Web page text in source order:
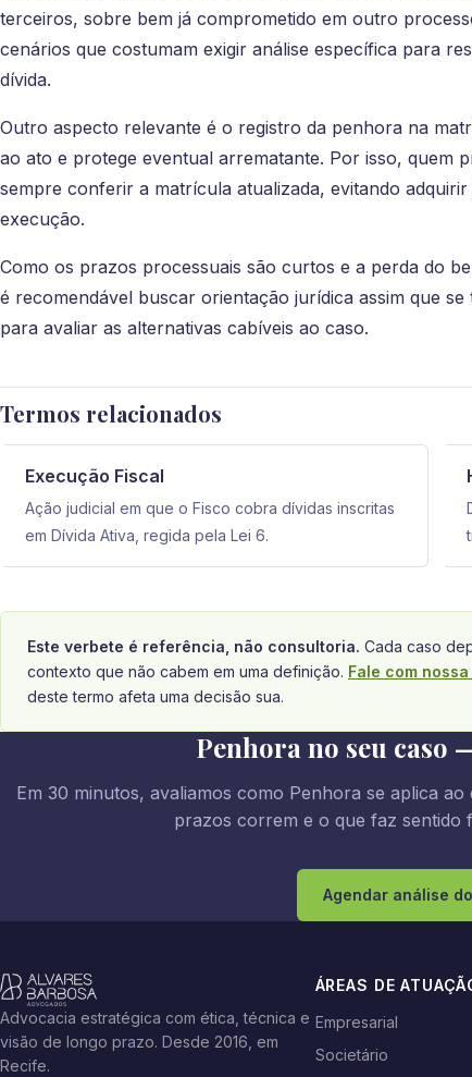
terceiros, sobre bem já comprometido em outro
cenários que costumam exigir análise específica para
dívida.
Outro aspecto relevante é o registro da penhora na
ao ato e protege eventual arrematante. Por isso, quem
sempre conferir a matrícula atualizada, evitando
execução.
Como os prazos processuais são curtos e a perda do
é recomendável buscar orientação jurídica assim que
para avaliar as alternativas cabíveis ao caso.
Termos relacionados
Execução Fiscal
Ação judicial em que o Fisco cobra dívidas inscritas
em Dívida Ativa, regida pela Lei 6.
Este verbete é referência, não consultoria. Cada caso
contexto que não cabem em uma definição. Fale com
deste termo afeta uma decisão sua.
Penhora no seu caso
Em 30 minutos, avaliamos como Penhora se aplica
prazos correm e o que faz sentido
Agendar análise
Advocacia estratégica com ética, técnica e
visão de longo prazo. Desde 2016, em
Recife.
ÁREAS DE
Empresarial
Societário